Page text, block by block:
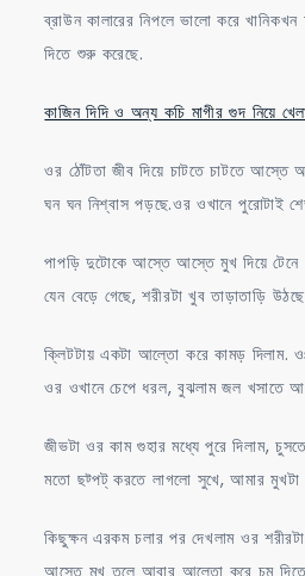
ব্রাউন কালারের নিপলে ভালো করে
দিতে শুরু করেছে.
কাজিন দিদি ও অন্য কচি মাগীর গুদ নিয়ে
ওর ঠোঁটতা জীব দিয়ে চাটতে চাটতে আস্তে
ঘন ঘন নিশ্বাস পড়ছে.ওর ওখানে পুরোটাই
পাপড়ি দুটোকে আস্তে আস্তে মুখ দিয়ে টেনে
যেন বেড়ে গেছে, শরীরটা খুব তাড়াতাড়ি
ক্লিটটায় একটা আল্তো করে কামড় দিলাম.
ওর ওখানে চেপে ধরল, বুঝলাম জল খসাতে
জীভটা ওর কাম গুহার মধ্যে পুরে দিলাম,
মতো ছট্পট্ করতে লাগলো সুখে, আমার
কিছুক্ষন এরকম চলার পর দেখলাম ওর
আস্তে মুখ তুলে আবার আল্তো করে চুমু দিতে